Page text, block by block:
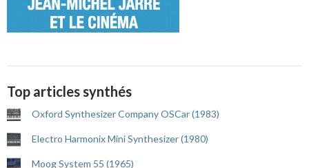
Top articles synthés
Oxford Synthesizer Company OSCar (1983)
Electro Harmonix Mini Synthesizer (1980)
Moog System 55 (1965)